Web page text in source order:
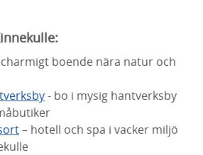
boende nära natur och
- bo i mysig hantverksby
– hotell och spa i vacker miljö